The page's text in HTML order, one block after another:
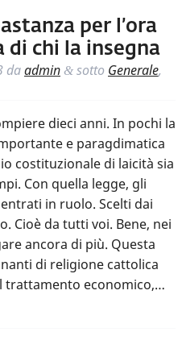
per l’ora
di chi la insegna
daadmin & sotto Generale,
dieci anni. In pochi la
e paragdimatica
costituzionale di laicità sia
Con quella legge, gli
in ruolo. Scelti dai
Cioè da tutti voi. Bene, nei
ancora di più. Questa
di religione cattolica
trattamento economico,…